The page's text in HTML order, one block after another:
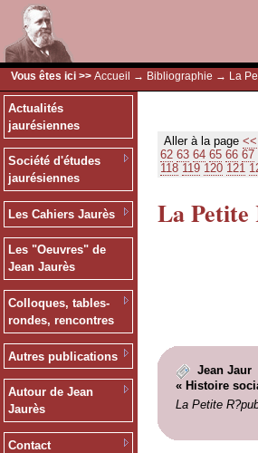
Vous êtes ici >> Accueil → Bibliographie → La
Actualités
jaurésiennes
Société d'études
jaurésiennes
Les Cahiers Jaurès
Les "Oeuvres" de
Jean Jaurès
Colloques, tables-
rondes, rencontres
Autres publications
Autour de Jean
Jaurès
Contact
Aller à la page <<
62 63 64 65 66 67
118 119 120 121
La Petite
Jean Jaur
« Histoire
La Petite